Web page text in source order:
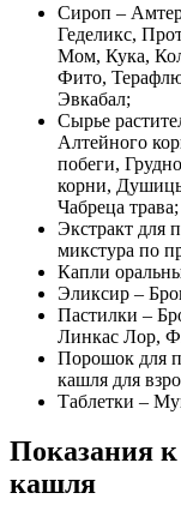
Сироп –
Геделикс,
Мом, Кука,
Фито,
Эвкабал;
Сырье
Алтейного
побеги,
корни,
Чабреца трава;
Экстракт для
микстура по
Капли
Эликсир –
Пастилки –
Линкас Лор,
Порошок для
кашля для
Таблетки –
Показания
кашля